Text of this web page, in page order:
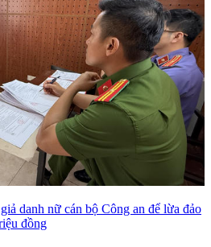
danh nữ cán bộ Công an để lừa đảo
đồng